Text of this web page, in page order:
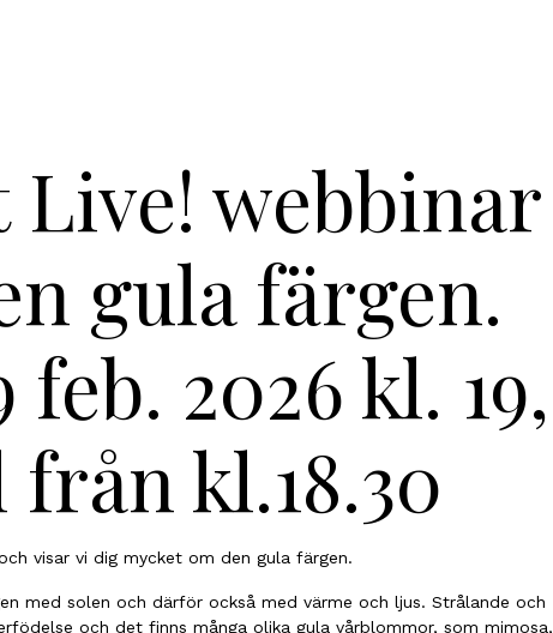
Live! webbinar
gula färgen.
2026 kl. 19,
kl.18.30
visar vi dig mycket om den gula färgen.
med solen och därför också med värme och ljus. Strålande och
och det finns många olika gula vårblommor, som mimosa,